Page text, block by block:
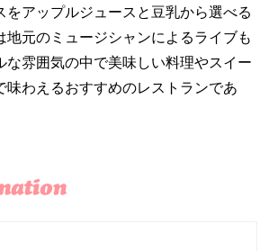
をアップルジュースと豆乳から選べる
地元のミュージシャンによるライブも
な雰囲気の中で美味しい料理やスイー
味わえるおすすめのレストランであ